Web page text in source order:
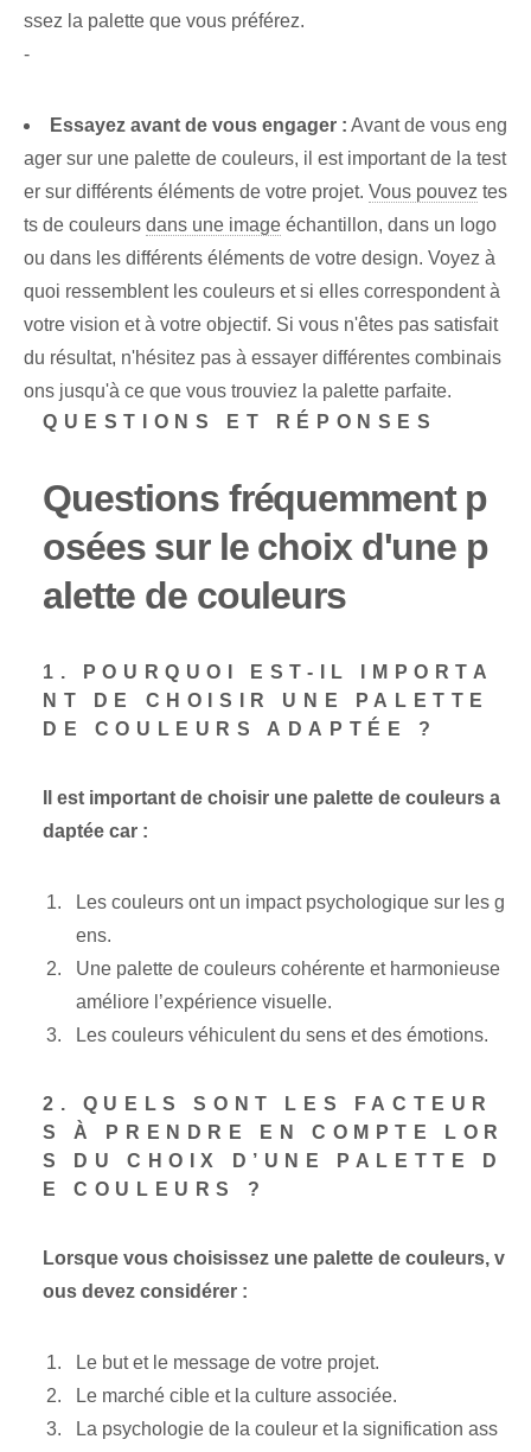
ssez la palette que vous préférez.
-
Essayez avant de vous engager : Avant de vous eng
ager sur une palette de couleurs, il est important de la test
er sur différents éléments de votre projet. Vous pouvez tes
ts de couleurs dans une image échantillon, dans un logo
ou dans les différents éléments de votre design. Voyez à
quoi ressemblent les couleurs et si elles correspondent à
votre vision et à votre objectif. Si vous n'êtes pas satisfait
du résultat, n'hésitez pas à essayer différentes combinais
ons jusqu'à ce que vous trouviez la palette parfaite.
QUESTIONS ET RÉPONSES
Questions fréquemment p
osées sur le choix d'une p
alette de couleurs
1. POURQUOI EST-IL IMPORTA
NT DE CHOISIR UNE PALETTE
DE COULEURS ADAPTÉE ?
Il est important de choisir une palette de couleurs a
daptée car :
Les couleurs ont un impact psychologique sur les g
ens.
Une palette de couleurs cohérente et harmonieuse
améliore l’expérience visuelle.
Les couleurs véhiculent du sens et des émotions.
2. QUELS SONT LES FACTEUR
S À PRENDRE EN COMPTE LOR
S DU CHOIX D’UNE PALETTE D
E COULEURS ?
Lorsque vous choisissez une palette de couleurs, v
ous devez considérer :
Le but et le message de votre projet.
Le marché cible et la culture associée.
La psychologie de la couleur et la signification ass